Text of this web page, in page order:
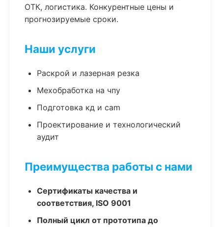
ОТК, логистика. Конкурентные цены и
прогнозируемые сроки.
Наши услуги
Раскрой и лазерная резка
Мехобработка на чпу
Подготовка кд и cam
Проектирование и технологический
аудит
Преимущества работы с нами
Сертификаты качества и
соответствия, ISO 9001
Полный цикл от прототипа до